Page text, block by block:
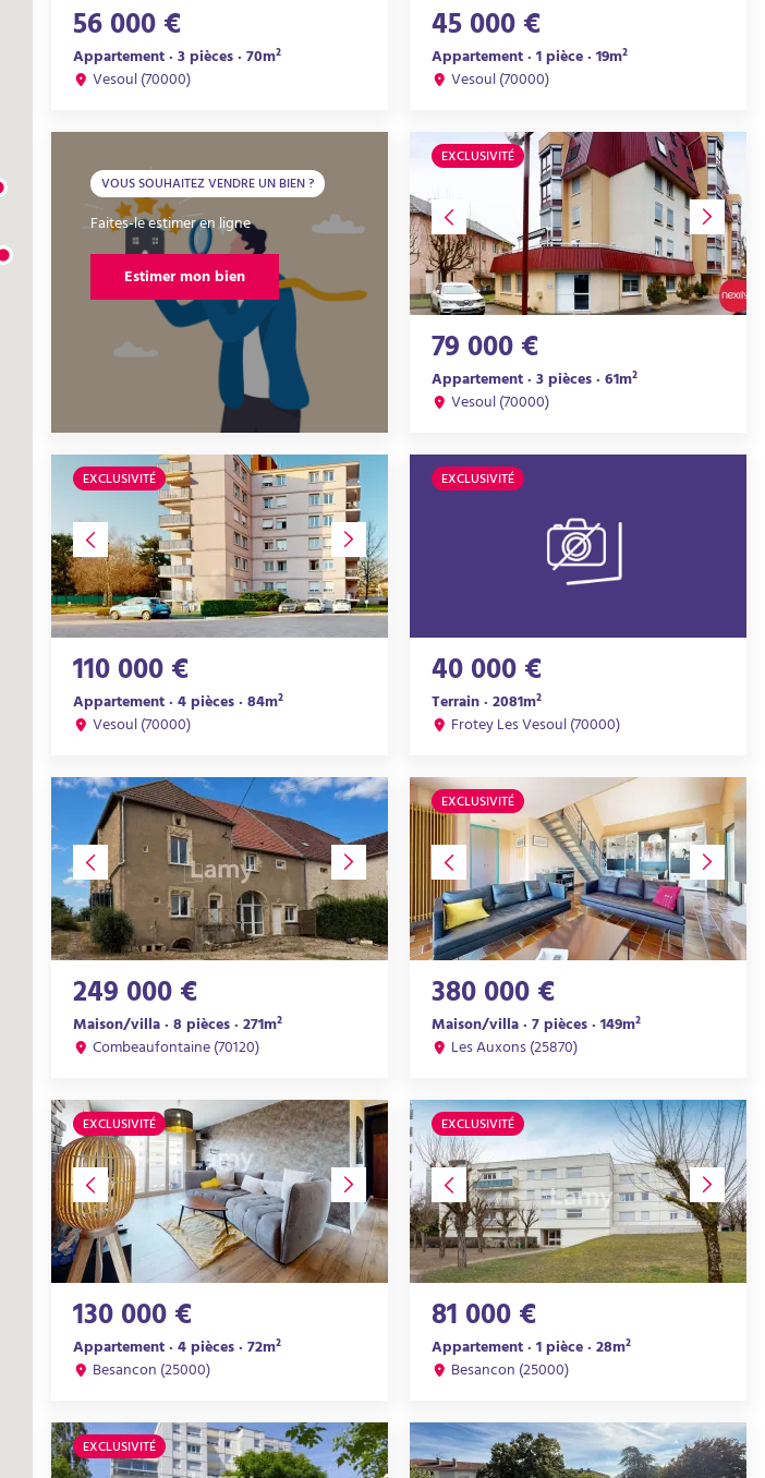
56 000 €
Appartement · 3 pièces · 70m²
Vesoul (70000)
45 000 €
Appartement · 1 pièce · 19m²
Vesoul (70000)
VOUS SOUHAITEZ VENDRE UN BIEN ?
Faites-le estimer en ligne
Estimer mon bien
EXCLUSIVITÉ
79 000 €
Appartement · 3 pièces · 61m²
Vesoul (70000)
EXCLUSIVITÉ
110 000 €
Appartement · 4 pièces · 84m²
Vesoul (70000)
EXCLUSIVITÉ
40 000 €
Terrain · 2081m²
Frotey Les Vesoul (70000)
249 000 €
Maison/villa · 8 pièces · 271m²
Combeaufontaine (70120)
EXCLUSIVITÉ
380 000 €
Maison/villa · 7 pièces · 149m²
Les Auxons (25870)
EXCLUSIVITÉ
130 000 €
Appartement · 4 pièces · 72m²
Besancon (25000)
EXCLUSIVITÉ
81 000 €
Appartement · 1 pièce · 28m²
Besancon (25000)
EXCLUSIVITÉ